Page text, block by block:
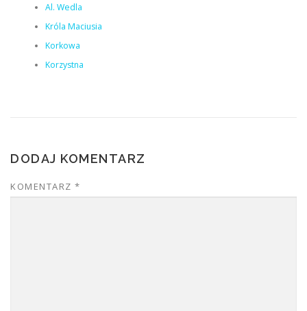
Al. Wedla
Króla Maciusia
Korkowa
Korzystna
DODAJ KOMENTARZ
KOMENTARZ *